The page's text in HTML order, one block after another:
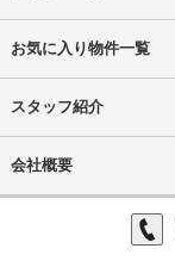
お気に入り物件一覧
スタッフ紹介
会社概要